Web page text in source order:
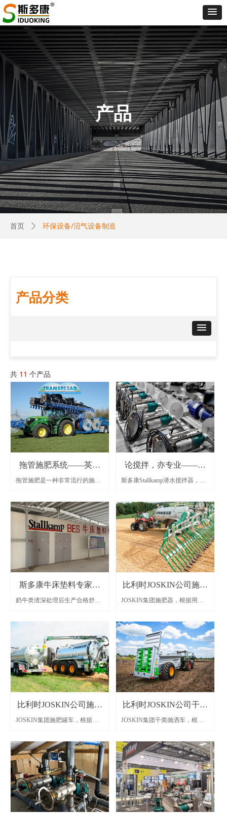
产品
首页 ꄲ 环保设备/沼气设备制造
产品分类
共 11 个产品
拖管施肥系统——英国
Tramspread专业施肥设备
拖管施肥是一种非常流行的施肥
量的施肥地区，最大施肥量可达
300m³/h。适合的施肥地区广，施
肥方式灵活。这种系统的灵活性
和高效性优势得到充分地发挥。
论搅拌，亦专业——潜
水搅拌器的应用
斯多康Stallkamp潜水搅拌器，适
合您！
斯多康牛床垫料专家系
统BES(Bedding Expert
奶牛类渣深处理后生产合格舒适
比利时JOSKIN公司施肥
器
JOSKIN集团施肥器，根据用户
先进的加工工艺，全系列产品3年
质保。
比利时JOSKIN公司施肥
罐车
JOSKIN集团施肥罐车，根据用
上先进的加工工艺，全系列产品3
年质保。
比利时JOSKIN公司干粪
抛洒车
JOSKIN集团干粪抛洒车，根据
种选择，采用世界上先进的加工
工艺，全系列产品3年质保。